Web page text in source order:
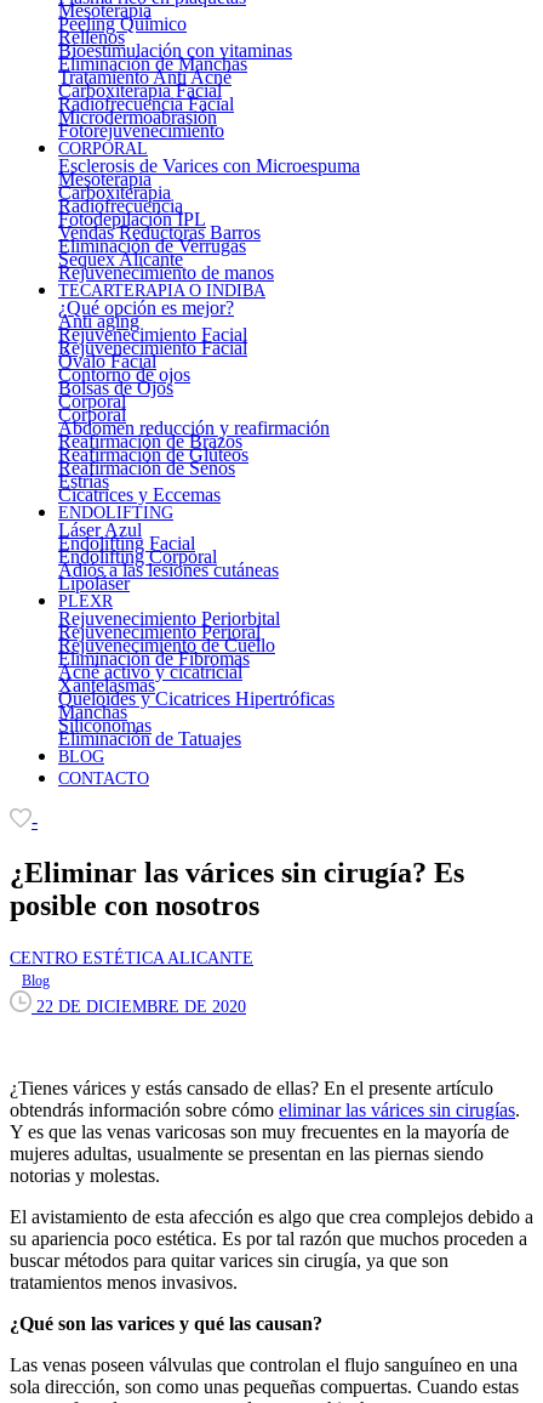
Mesoterapia
Peeling Químico
Rellenos
Bioestimulación con vitaminas
Eliminación de Manchas
Tratamiento Anti Acné
Carboxiterapia Facial
Radiofrecuencia Facial
Microdermoabrasión
Fotorejuvenecimiento
CORPORAL
Esclerosis de Varices con Microespuma
Mesoterapia
Carboxiterapia
Radiofrecuencia
Fotodepilación IPL
Vendas Reductoras Barros
Eliminación de Verrugas
Sequex Alicante
Rejuvenecimiento de manos
TECARTERAPIA O INDIBA
¿Qué opción es mejor?
Anti aging
Rejuvenecimiento Facial
Rejuvenecimiento Facial
Óvalo Facial
Contorno de ojos
Bolsas de Ojos
Corporal
Corporal
Abdomen reducción y reafirmación
Reafirmación de Brazos
Reafirmación de Glúteos
Reafirmación de Senos
Estrías
Cicatrices y Eccemas
ENDOLIFTING
Láser Azul
Endolifting Facial
Endolifting Corporal
Adiós a las lesiones cutáneas
Lipoláser
PLEXR
Rejuvenecimiento Periorbital
Rejuvenecimiento Perioral
Rejuvenecimiento de Cuello
Eliminación de Fibromas
Acné activo y cicatricial
Xantelasmas
Queloides y Cicatrices Hipertróficas
Manchas
Siliconomas
Eliminación de Tatuajes
BLOG
CONTACTO
-
¿Eliminar las várices sin cirugía? Es
posible con nosotros
CENTRO ESTÉTICA ALICANTE
Blog
22 DE DICIEMBRE DE 2020
¿Tienes várices y estás cansado de ellas? En el presente artículo
obtendrás información sobre cómo eliminar las várices sin cirugías.
Y es que las venas varicosas son muy frecuentes en la mayoría de
mujeres adultas, usualmente se presentan en las piernas siendo
notorias y molestas.
El avistamiento de esta afección es algo que crea complejos debido a
su apariencia poco estética. Es por tal razón que muchos proceden a
buscar métodos para quitar varices sin cirugía, ya que son
tratamientos menos invasivos.
¿Qué son las varices y qué las causan?
Las venas poseen válvulas que controlan el flujo sanguíneo en una
sola dirección, son como unas pequeñas compuertas. Cuando estas